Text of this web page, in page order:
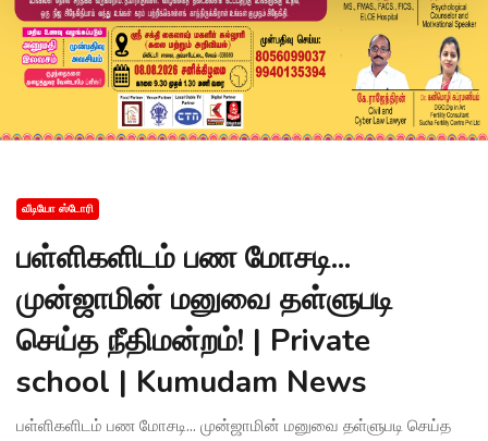
வீடியோ ஸ்டோரி
பள்ளிகளிடம் பண மோசடி...
முன்ஜாமின் மனுவை தள்ளுபடி
செய்த நீதிமன்றம்! | Private
school | Kumudam News
பள்ளிகளிடம் பண மோசடி... முன்ஜாமின் மனுவை தள்ளுபடி செய்த